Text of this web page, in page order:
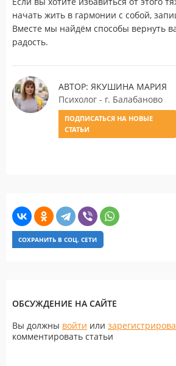
начать жить в гармонии с собой,
Вместе мы найдём способы вернуть
радость.
АВТОР: ЯКУШИНА МАРИЯ
Психолог - г. Балабаново
ПОДПИСАТЬСЯ НА НОВЫЕ
СТАТЬИ
СОХРАНИТЬ В СОЦ. СЕТИ
ОБСУЖДЕНИЕ НА САЙТЕ
Вы должны войти или
комментировать статьи